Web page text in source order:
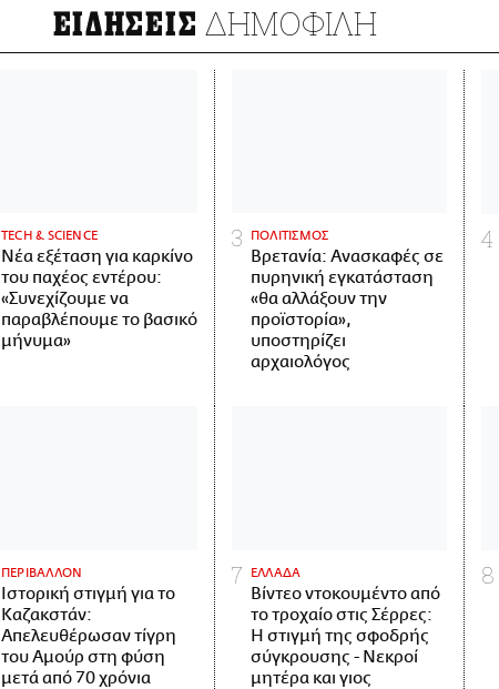
ΕΙΔΗΣΕΙΣ ΔΗΜΟΦΙΛΗ
ΤECH & SCIENCE
Νέα εξέταση για καρκίνο
του παχέος εντέρου:
«Συνεχίζουμε να
παραβλέπουμε το βασικό
μήνυμα»
ΠΟΛΙΤΙΣΜΟΣ
Βρετανία: Ανασκαφές σε
πυρηνική εγκατάσταση
«θα αλλάξουν την
προϊστορία»,
υποστηρίζει
αρχαιολόγος
ΠΕΡΙΒΑΛΛΟΝ
Ιστορική στιγμή για το
Καζακστάν:
Απελευθέρωσαν τίγρη
του Αμούρ στη φύση
μετά από 70 χρόνια
ΕΛΛΑΔΑ
Βίντεο ντοκουμέντο από
το τροχαίο στις Σέρρες:
Η στιγμή της σφοδρής
σύγκρουσης - Νεκροί
μητέρα και γιος